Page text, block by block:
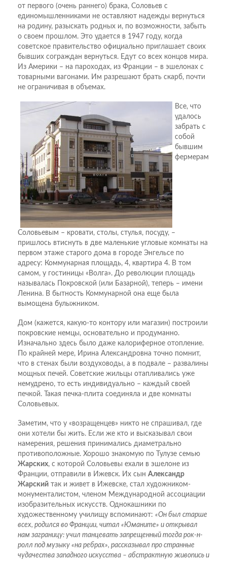
от первого (очень раннего) брака, Соловьев с
единомышленниками не оставляют надежды вернуться
на родину, разыскать родных и, по возможности, забыть
о своем прошлом. Это удается в 1947 году, когда
советское правительство официально приглашает своих
бывших сограждан вернуться. Едут со всех концов мира.
Из Америки – на пароходах, из Франции – в эшелонах с
товарными вагонами. Им разрешают брать скарб, почти
не ограничивая в объемах.
Все, что
удалось
забрать с
собой
бывшим
фермерам
Соловьевым – кровати, столы, стулья, посуду, –
пришлось втиснуть в две маленькие угловые комнаты на
первом этаже старого дома в городе Энгельсе по
адресу: Коммунарная площадь, 4, квартира 4. В том
самом, у гостиницы «Волга». До революции площадь
называлась Покровской (или Базарной), теперь – имени
Ленина. В бытность Коммунарной она еще была
вымощена булыжником.
Дом (кажется, какую-то контору или магазин) построили
покровские немцы, основательно и продуманно.
Изначально здесь было даже калориферное отопление.
По крайней мере, Ирина Александровна точно помнит,
что в стенах были воздуховоды, а в подвале – развалины
мощных печей. Советские жильцы отапливались уже
немудрено, то есть индивидуально – каждый своей
печкой. Такая печка-плита соединяла и две комнаты
Соловьевых.
Заметим, что у «возращенцев» никто не спрашивал, где
они хотели бы жить. Если же кто и высказывал свои
намерения, решения принимались диаметрально
противоположные. Хорошо знакомую по Тулузе семью
Жарских, с которой Соловьевы ехали в эшелоне из
Франции, отправили в Ижевск. Их сын Александр
Жарский так и живет в Ижевске, стал художником-
монументалистом, членом Международной ассоциации
изобразительных искусств. Однокашники по
художественному училищу вспоминают: «Он был старше
всех, родился во Франции, читал «Юманите» и открывал
нам заграницу: учил танцевать запрещенный тогда рок-н-
ролл под музыку «на ребрах», рассказывал про странные
чудачества западного искусства – абстрактную живопись и